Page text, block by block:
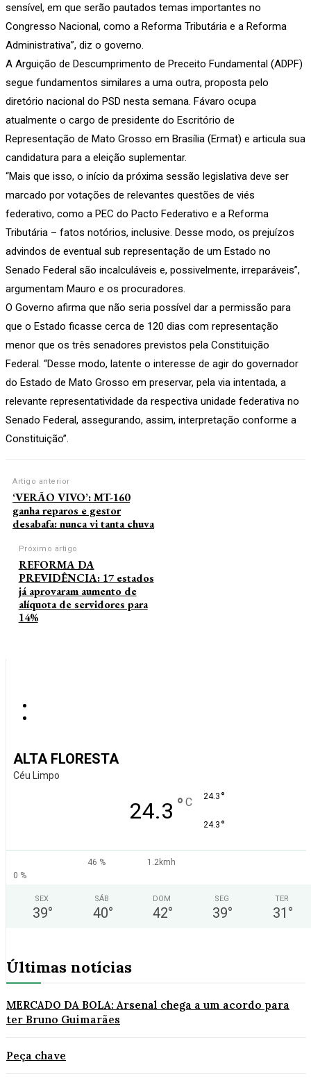
sensível, em que serão pautados temas importantes no
Congresso Nacional, como a Reforma Tributária e a Reforma
Administrativa”, diz o governo.
A Arguição de Descumprimento de Preceito Fundamental (ADPF)
segue fundamentos similares a uma outra, proposta pelo
diretório nacional do PSD nesta semana. Fávaro ocupa
atualmente o cargo de presidente do Escritório de
Representação de Mato Grosso em Brasília (Ermat) e articula sua
candidatura para a eleição suplementar.
“Mais que isso, o início da próxima sessão legislativa deve ser
marcado por votações de relevantes questões de viés
federativo, como a PEC do Pacto Federativo e a Reforma
Tributária – fatos notórios, inclusive. Desse modo, os prejuízos
advindos de eventual sub representação de um Estado no
Senado Federal são incalculáveis e, possivelmente, irreparáveis”,
argumentam Mauro e os procuradores.
O Governo afirma que não seria possível dar a permissão para
que o Estado ficasse cerca de 120 dias com representação
menor que os três senadores previstos pela Constituição
Federal. “Desse modo, latente o interesse de agir do governador
do Estado de Mato Grosso em preservar, pela via intentada, a
relevante representatividade da respectiva unidade federativa no
Senado Federal, assegurando, assim, interpretação conforme a
Constituição”.
Artigo anterior
‘VERÃO VIVO’: MT-160
ganha reparos e gestor
desabafa: nunca vi tanta chuva
Próximo artigo
REFORMA DA
PREVIDÊNCIA: 17 estados
já aprovaram aumento de
alíquota de servidores para
14%
ALTA FLORESTA
Céu Limpo
24.3 ° C 24.3 °
24.3 °
46 %
1.2kmh
0 %
SEX
39°
SÁB
40°
DOM
42°
SEG
39°
TER
31 °
Últimas notícias
MERCADO DA BOLA: Arsenal chega a um acordo para
ter Bruno Guimarães
Peça chave